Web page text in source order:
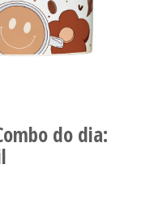
do dia: